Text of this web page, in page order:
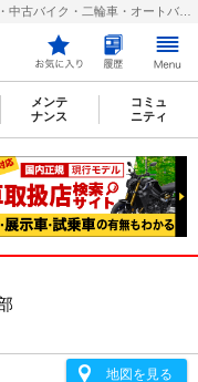
メンテ
ナンス
コミュ
ニティ
地図を見る